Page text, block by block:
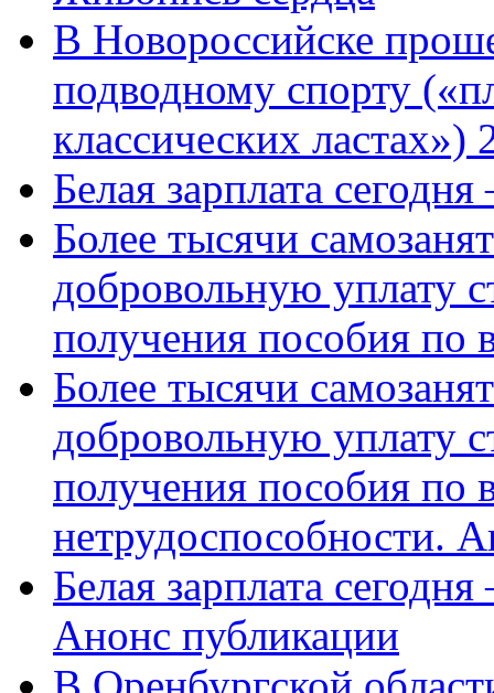
В Новороссийске
подводному спорту
классических ластах»)
Белая зарплата
Более тысячи
добровольную уплату
получения пособия по
Более тысячи
добровольную уплату
получения пособия по
нетрудоспособности.
Белая зарплата
Анонс публикации